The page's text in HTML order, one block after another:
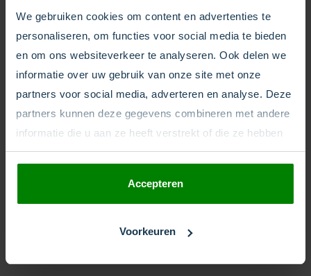
We gebruiken cookies om content en advertenties te
personaliseren, om functies voor social media te bieden
en om ons websiteverkeer te analyseren. Ook delen we
informatie over uw gebruik van onze site met onze
partners voor social media, adverteren en analyse. Deze
partners kunnen deze gegevens combineren met andere
informatie die u aan ze heeft verstrekt of die ze hebben
verzameld op basis van uw gebruik van hun services.
Accepteren
Voorkeuren